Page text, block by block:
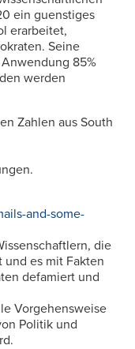
ein guenstiges
erarbeitet,
Seine
85%
werden
Zahlen aus South
and-some-
die
es mit Fakten
defamiert und
Vorgehensweise
Politik und